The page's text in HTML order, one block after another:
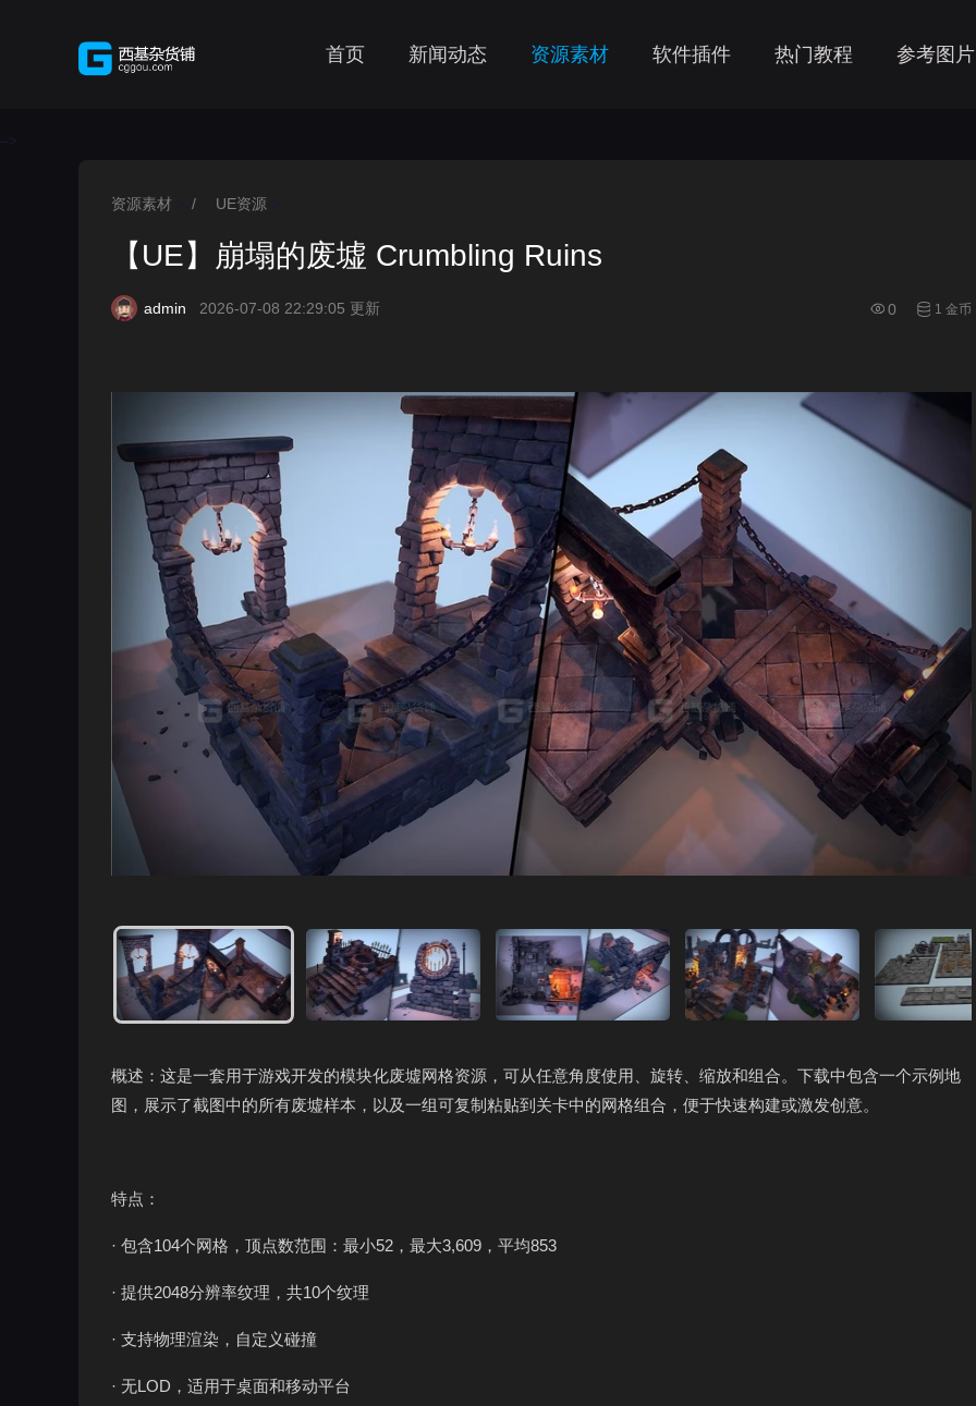
首页 新闻动态 资源素材 软件插件 热门教程 参考图片
-->
资源素材 / UE资源
【UE】崩塌的废墟 Crumbling Ruins
admin 2026-07-08 22:29:05 更新 0 1 金币
概述：这是一套用于游戏开发的模块化废墟网格资源，可从任意角度使用、旋转、缩放和组合。下载中包含一个示例地
图，展示了截图中的所有废墟样本，以及一组可复制粘贴到关卡中的网格组合，便于快速构建或激发创意。
特点：
· 包含104个网格，顶点数范围：最小52，最大3,609，平均853
· 提供2048分辨率纹理，共10个纹理
· 支持物理渲染，自定义碰撞
· 无LOD，适用于桌面和移动平台